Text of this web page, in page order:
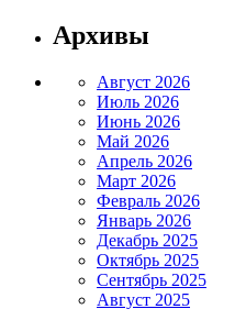
Архивы
Август 2026
Июль 2026
Июнь 2026
Май 2026
Апрель 2026
Март 2026
Февраль 2026
Январь 2026
Декабрь 2025
Октябрь 2025
Сентябрь 2025
Август 2025